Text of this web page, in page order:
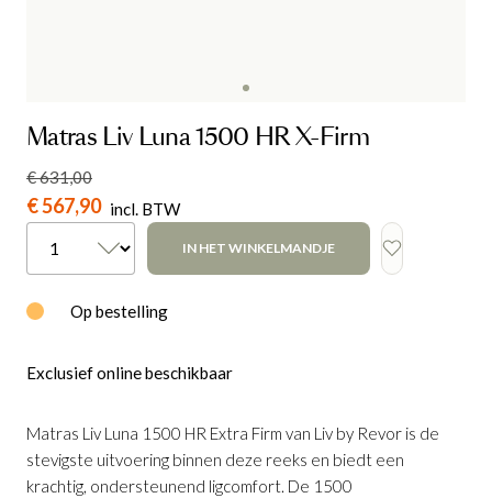
Matras Liv Luna 1500 HR X-Firm
€ 631,00
€ 567,90 incl. BTW
IN HET WINKELMANDJE
Op bestelling
Exclusief online beschikbaar
Matras Liv Luna 1500 HR Extra Firm van Liv by Revor is de
stevigste uitvoering binnen deze reeks en biedt een
krachtig, ondersteunend ligcomfort. De 1500